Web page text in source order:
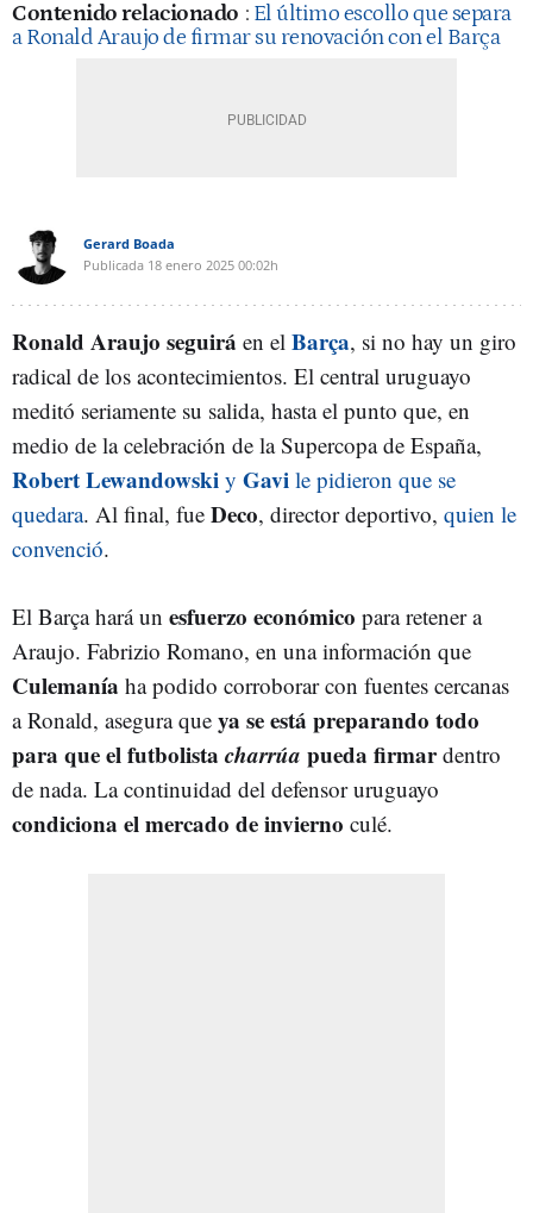
Contenido relacionado : El último escollo que separa
a Ronald Araujo de firmar su renovación con el Barça
Gerard Boada
Publicada 18 enero 2025 00:02h
Ronald Araujo seguirá en el Barça, si no hay un giro
radical de los acontecimientos. El central uruguayo
meditó seriamente su salida, hasta el punto que, en
medio de la celebración de la Supercopa de España,
Robert Lewandowski y Gavi le pidieron que se
quedara. Al final, fue Deco, director deportivo, quien le
convenció.
El Barça hará un esfuerzo económico para retener a
Araujo. Fabrizio Romano, en una información que
Culemanía ha podido corroborar con fuentes cercanas
a Ronald, asegura que ya se está preparando todo
para que el futbolista charrúa pueda firmardentro
de nada. La continuidad del defensor uruguayo
condiciona el mercado de invierno culé.